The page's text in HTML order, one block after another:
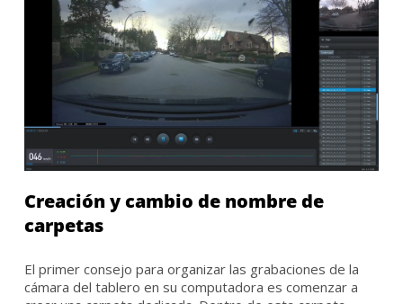
Creación y cambio de nombre de
carpetas
El primer consejo para organizar las grabaciones de la
cámara del tablero en su computadora es comenzar a